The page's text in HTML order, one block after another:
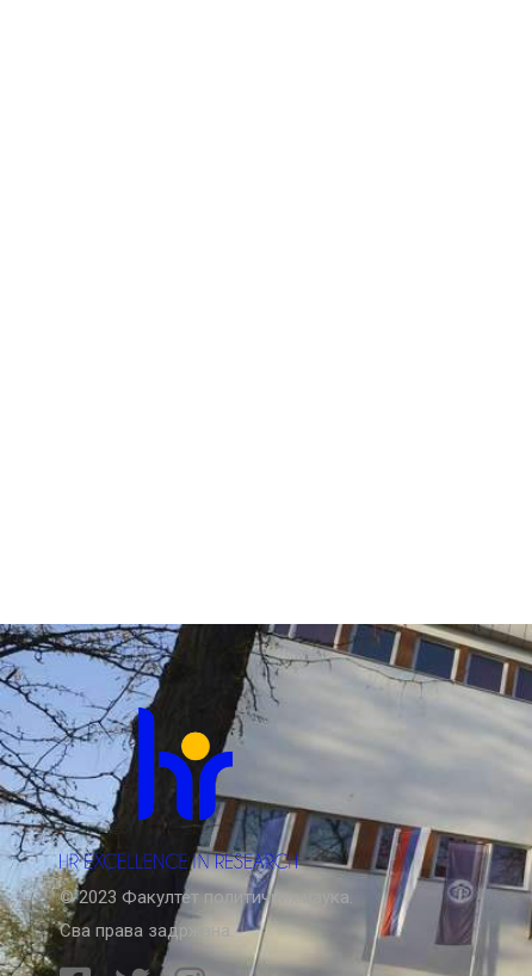
© 2023 Факултет политичких наука.
Сва права задржана.